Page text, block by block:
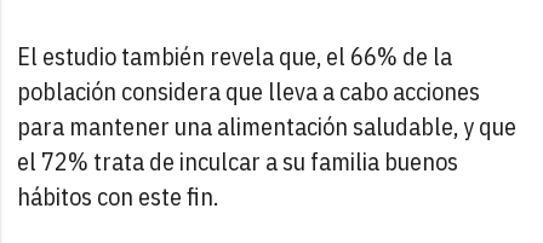
El estudio también revela que, el 66% de la
población considera que lleva a cabo acciones
para mantener una alimentación saludable, y que
el 72% trata de inculcar a su familia buenos
hábitos con este fin.